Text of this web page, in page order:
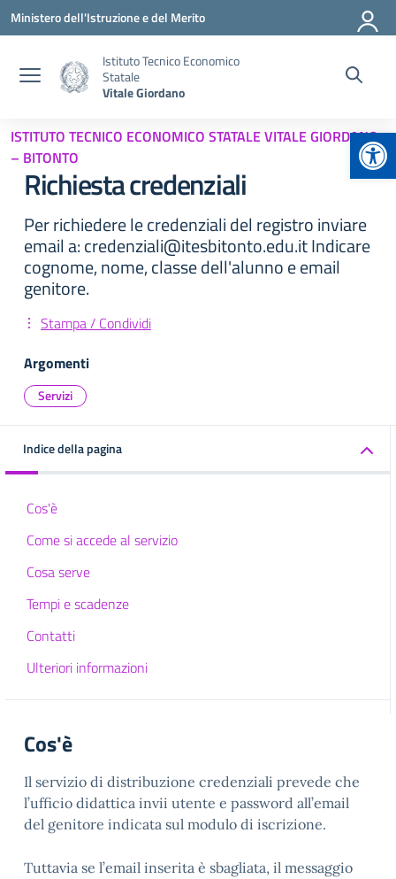
Vai ai contenuti
Vai al menu di navigazione
Vai al footer
Ministero dell'Istruzione e del Merito
Istituto Tecnico Economico
Statale
Vitale Giordano
ISTITUTO TECNICO ECONOMICO STATALE VITALE GIORDANO
– BITONTO
Richiesta credenziali
Per richiedere le credenziali del registro inviare
email a: credenziali@itesbitonto.edu.it Indicare
cognome, nome, classe dell'alunno e email
genitore.
Stampa / Condividi
Argomenti
Servizi
Indice della pagina
Cos'è
Come si accede al servizio
Cosa serve
Tempi e scadenze
Contatti
Ulteriori informazioni
Cos'è
Il servizio di distribuzione credenziali prevede che
l’ufficio didattica invii utente e password all’email
del genitore indicata sul modulo di iscrizione.
Tuttavia se l’email inserita è sbagliata, il messaggio